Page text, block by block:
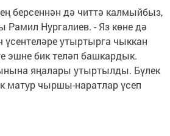
берсеннән дә читтә калмыйбыз,
Рамил Нургалиев. - Яз көне дә
утыртырга чыккан
эшне бик теләп башкардык.
яңалары утыртылды. Бүлек
матур чыршы-наратлар үсеп